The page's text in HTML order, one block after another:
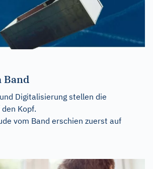
Band
Digitalisierung stellen die
Kopf.
vom Band erschien zuerst auf